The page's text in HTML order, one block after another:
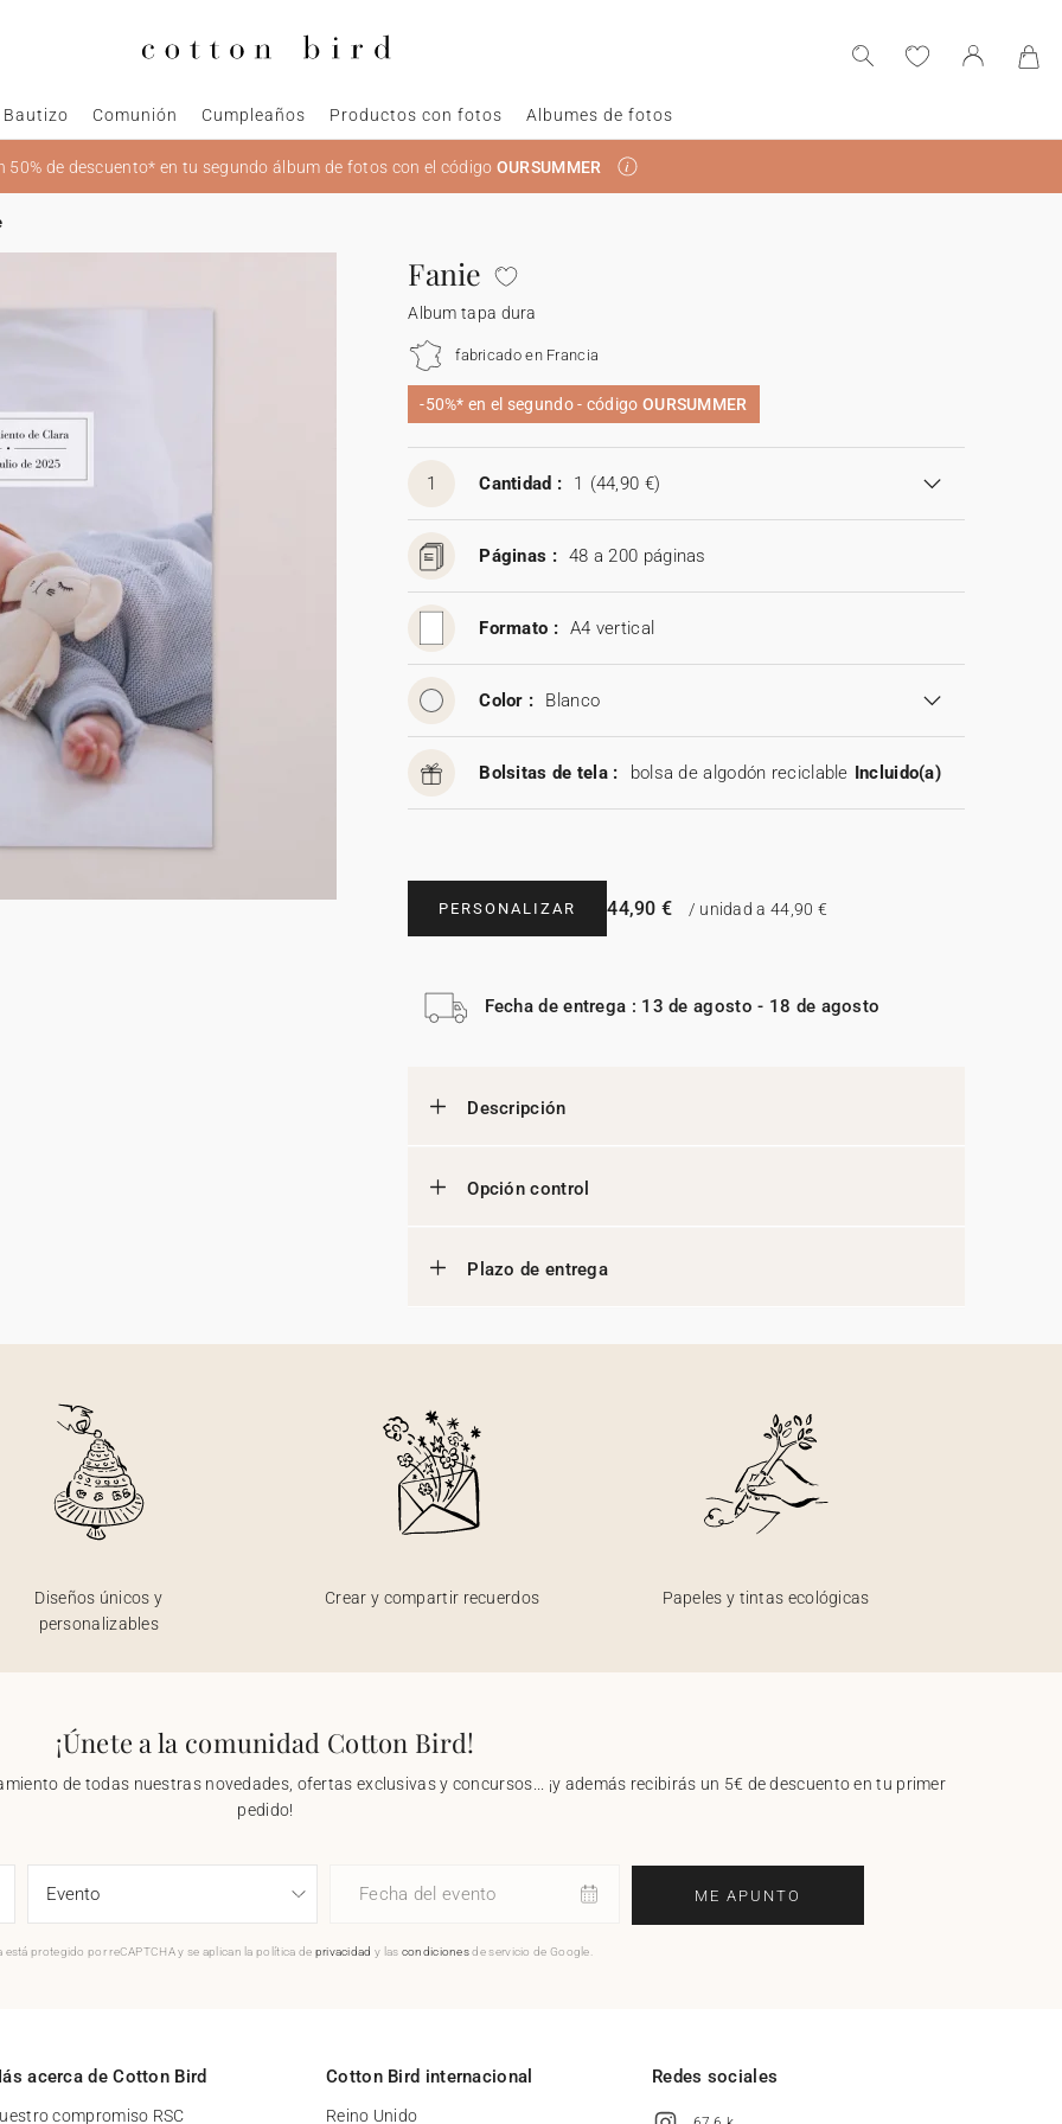
Bautizo Comunión Cumpleaños Productos con fotos Albumes de fotos
50% de descuento* en tu segundo álbum de fotos con el código OURSUMMER
Fanie
Album tapa dura
fabricado en Francia
-50%* en el segundo - código OURSUMMER
1 Cantidad : 1 (44,90 €)
Páginas : 48 a 200 páginas
Formato : A4 vertical
Color : Blanco
Bolsitas de tela : bolsa de algodón reciclable Incluido(a)
PERSONALIZAR 44,90 € / unidad a 44,90 €
Fecha de entrega : 13 de agosto - 18 de agosto
Descripción
Opción control
Plazo de entrega
Diseños únicos y
personalizables
Crear y compartir recuerdos Papeles y tintas ecológicas
¡Únete a la comunidad Cotton Bird!
de todas nuestras novedades, ofertas exclusivas y concursos... ¡y además recibirás un 5€ de descuento en tu primer
pedido!
Fecha del evento ME APUNTO
está protegido por reCAPTCHA y se aplican la política de privacidad y las condicionesde servicio de Google.
acerca de Cotton Bird
compromiso RSC
Cotton Bird internacional
Reino Unido
Redes sociales